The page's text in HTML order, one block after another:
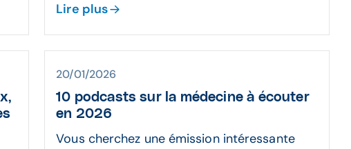
Lire plus
20/01/2026
10 podcasts sur la médecine à écouter
en 2026
Vous cherchez une émission intéressante